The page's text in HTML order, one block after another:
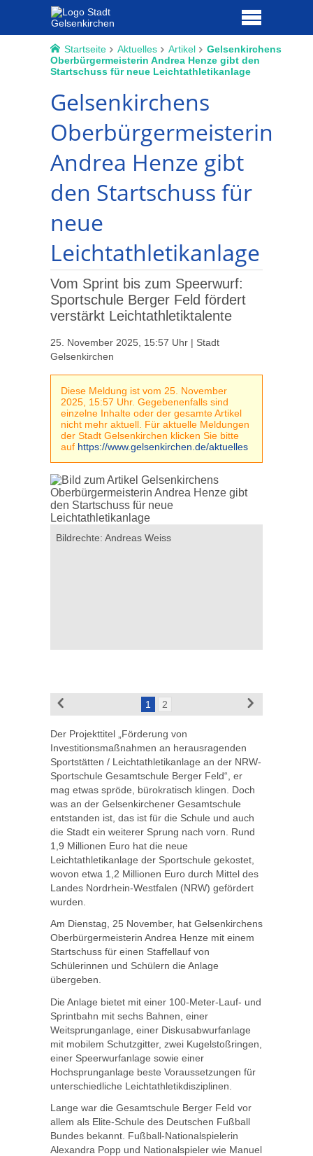
Startseite Aktuelles Artikel
Gelsenkirchens
Oberbürgermeisterin Andrea Henze gibt den
Startschuss für neue Leichtathletikanlage
Gelsenkirchens
Oberbürgermeisterin
Andrea Henze gibt
den Startschuss für
neue
Leichtathletikanlage
Vom Sprint bis zum Speerwurf:
Sportschule Berger Feld fördert
verstärkt Leichtathletiktalente
25. November 2025, 15:57 Uhr | Stadt
Gelsenkirchen
Diese Meldung ist vom 25. November
2025, 15:57 Uhr. Gegebenenfalls sind
einzelne Inhalte oder der gesamte Artikel
nicht mehr aktuell. Für aktuelle Meldungen
der Stadt Gelsenkirchen klicken Sie bitte
auf https://www.gelsenkirchen.de/aktuelles
Bildrechte: Andreas Weiss
1 2
Der Projekttitel „Förderung von
Investitionsmaßnahmen an herausragenden
Sportstätten / Leichtathletikanlage an der NRW-
Sportschule Gesamtschule Berger Feld“, er
mag etwas spröde, bürokratisch klingen. Doch
was an der Gelsenkirchener Gesamtschule
entstanden ist, das ist für die Schule und auch
die Stadt ein weiterer Sprung nach vorn. Rund
1,9 Millionen Euro hat die neue
Leichtathletikanlage der Sportschule gekostet,
wovon etwa 1,2 Millionen Euro durch Mittel des
Landes Nordrhein-Westfalen (NRW) gefördert
wurden.
Am Dienstag, 25 November, hat Gelsenkirchens
Oberbürgermeisterin Andrea Henze mit einem
Startschuss für einen Staffellauf von
Schülerinnen und Schülern die Anlage
übergeben.
Die Anlage bietet mit einer 100-Meter-Lauf- und
Sprintbahn mit sechs Bahnen, einer
Weitsprunganlage, einer Diskusabwurfanlage
mit mobilem Schutzgitter, zwei Kugelstoßringen,
einer Speerwurfanlage sowie einer
Hochsprunganlage beste Voraussetzungen für
unterschiedliche Leichtathletikdisziplinen.
Lange war die Gesamtschule Berger Feld vor
allem als Elite-Schule des Deutschen Fußball
Bundes bekannt. Fußball-Nationalspielerin
Alexandra Popp und Nationalspieler wie Manuel